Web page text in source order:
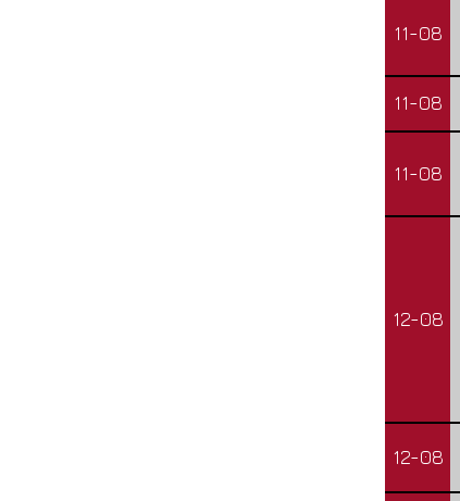
11-08
11-08
11-08
12-08
12-08